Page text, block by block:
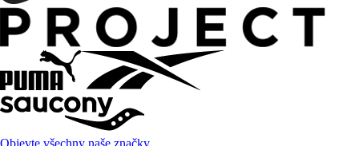
Objevte všechny naše značky